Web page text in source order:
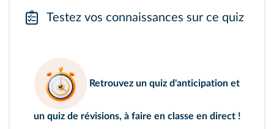
Testez vos connaissances sur ce quiz
Retrouvez un quiz d'anticipationet
un quiz de révisions, à faire en classe en direct !